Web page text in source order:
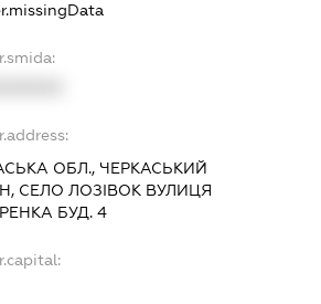
ОБЛ., ЧЕРКАСЬКИЙ
СЕЛО ЛОЗІВОК ВУЛИЦЯ
БУД. 4